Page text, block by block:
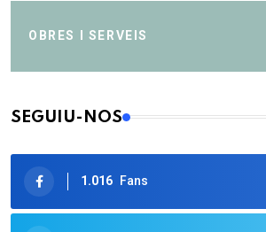
OBRES I SERVEIS
SEGUIU-NOS
1.016 Fans